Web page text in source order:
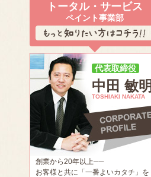
トータル・サービス
ペイント事業部
代表取締役
中田 敏明
TOSHIAKI NAKATA
創業から20年以上──
お客様と共に「一番よいカタチ」を